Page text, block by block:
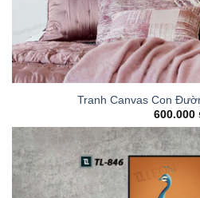
Tranh Canvas Con
600.000